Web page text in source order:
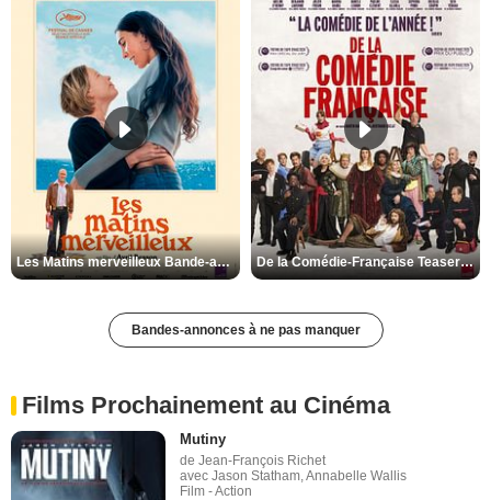
Les Matins merveilleux Bande-annonce VF De la Comédie-Française Teaser VF
Bandes-annonces à ne pas manquer
Films Prochainement au Cinéma
Mutiny
de Jean-François Richet
avec Jason Statham, Annabelle Wallis
Film - Action